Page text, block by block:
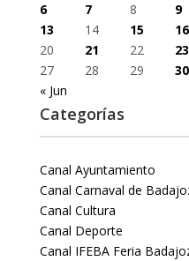
6
7 8 9
13
14 15 16
20
21 22 23
27
28 29 30
« Jun
Categorías
Canal Ayuntamiento
Canal Carnaval de
Canal Cultura
Canal Deporte
Canal IFEBA Feria